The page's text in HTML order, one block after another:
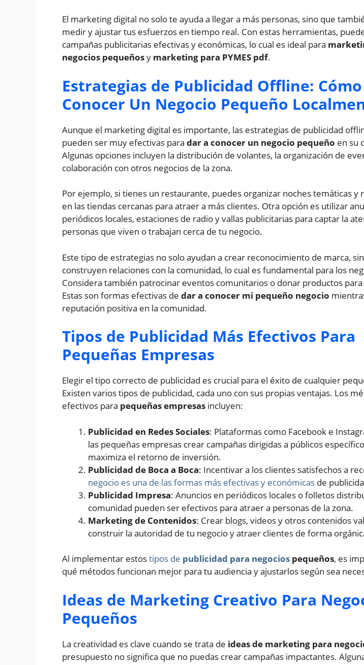
El marketing digital no solo te ayuda a llegar a más personas, sino que
medir y ajustar tus esfuerzos en tiempo real. Con estas herramientas,
campañas publicitarias efectivas y económicas, lo cual es ideal para
negocios pequeñosy marketing para PYMES pdf.
Estrategias de Publicidad Offline:
Conocer Un Negocio Pequeño
Aunque el marketing digital es importante, las estrategias de publicidad
pueden ser muy efectivas para dar a conocer un negocio pequeño en su
Algunas opciones incluyen la distribución de volantes, la organización de
colaboración con otros negocios de la zona.
Por ejemplo, si tienes un restaurante, puedes organizar noches temáticas y
en las tiendas cercanas para atraer a más clientes. Otra opción es utilizar
periódicos locales, estaciones de radio y vallas publicitarias para captar la
personas que viven o trabajan cerca de tu negocio.
Este tipo de estrategias no solo ayudan a crear reconocimiento de marca,
construyen relaciones con la comunidad, lo cual es fundamental para los
Considera también patrocinar eventos comunitarios o donar productos para
Estas son formas efectivas de dar a conocer mi pequeño negocio
reputación positiva en la comunidad.
Tipos de Publicidad Más Efectivos Para
Pequeñas Empresas
Elegir el tipo correcto de publicidad es crucial para el éxito de cualquier
Existen varios tipos de publicidad, cada uno con sus propias ventajas. Los
efectivos para pequeñas empresas incluyen:
Publicidad en Redes Sociales: Plataformas como Facebook e
las pequeñas empresas crear campañas dirigidas a públicos
maximiza el retorno de inversión.
Publicidad de Boca a Boca: Incentivar a los clientes satisfechos a
negocio es una de las formas más efectivas y económicas de
Publicidad Impresa: Anuncios en periódicos locales o folletos
comunidad pueden ser efectivos para atraer a personas de la zona.
Marketing de Contenidos: Crear blogs, videos y otros contenidos
construir la autoridad de tu negocio y atraer clientes de forma
Al implementar estostipos de publicidad para negocios pequeños, es
qué métodos funcionan mejor para tu audiencia y ajustarlos según sea
Ideas de Marketing Creativo Para
Pequeños
La creatividad es clave cuando se trata de ideas de marketing para
presupuesto no significa que no puedas crear campañas impactantes.